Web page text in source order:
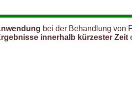
bei der Behandlung von
innerhalb kürzester Zeit